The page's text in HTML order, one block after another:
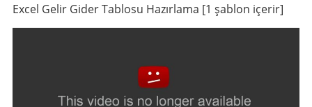
Excel Gelir Gider Tablosu Hazırlama [1 şablon içerir]